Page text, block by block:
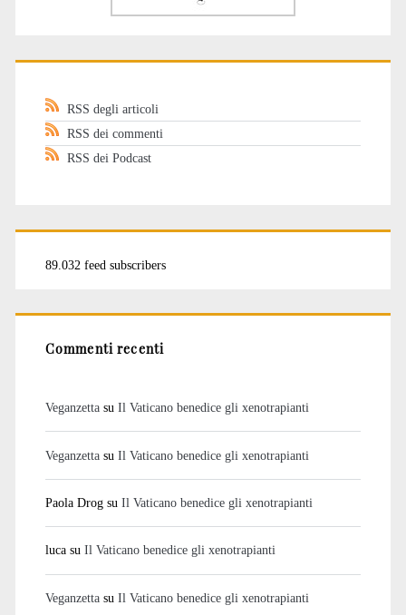
RSS degli articoli
RSS dei commenti
RSS dei Podcast
89.032 feed subscribers
Commenti recenti
Veganzettasu Il Vaticano benedice gli xenotrapianti
Veganzettasu Il Vaticano benedice gli xenotrapianti
Paola Drogsu Il Vaticano benedice gli xenotrapianti
lucasu Il Vaticano benedice gli xenotrapianti
Veganzettasu Il Vaticano benedice gli xenotrapianti